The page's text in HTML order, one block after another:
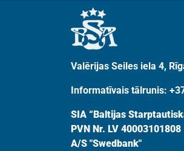
Valērijas Seiles iela 4,
Informatīvais tālrunis:
SIA “Baltijas
PVN Nr. LV 40003101808
A/S "Swedbank"